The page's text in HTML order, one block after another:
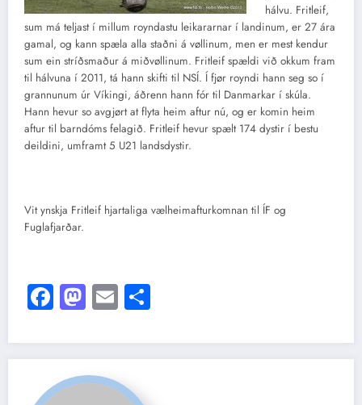
hálvu. Fritleif,
sum má teljast í millum royndastu leikararnar í landinum, er 27 ára
gamal, og kann spæla alla staðni á vøllinum, men er mest kendur
sum ein stríðsmaður á miðvøllinum. Fritleif spældi við okkum fram
til hálvuna í 2011, tá hann skifti til NSÍ. Í fjør royndi hann seg so í
grannunum úr Víkingi, áðrenn hann fór til Danmarkar í skúla.
Hann hevur so avgjørt at flyta heim aftur nú, og er komin heim
aftur til barndóms felagið. Fritleif hevur spælt 174 dystir í bestu
deildini, umframt 5 U21 landsdystir.
Vit ynskja Fritleif hjartaliga vælheimafturkomnan til ÍF og
Fuglafjarðar.
Facebook
Mastodon
Email